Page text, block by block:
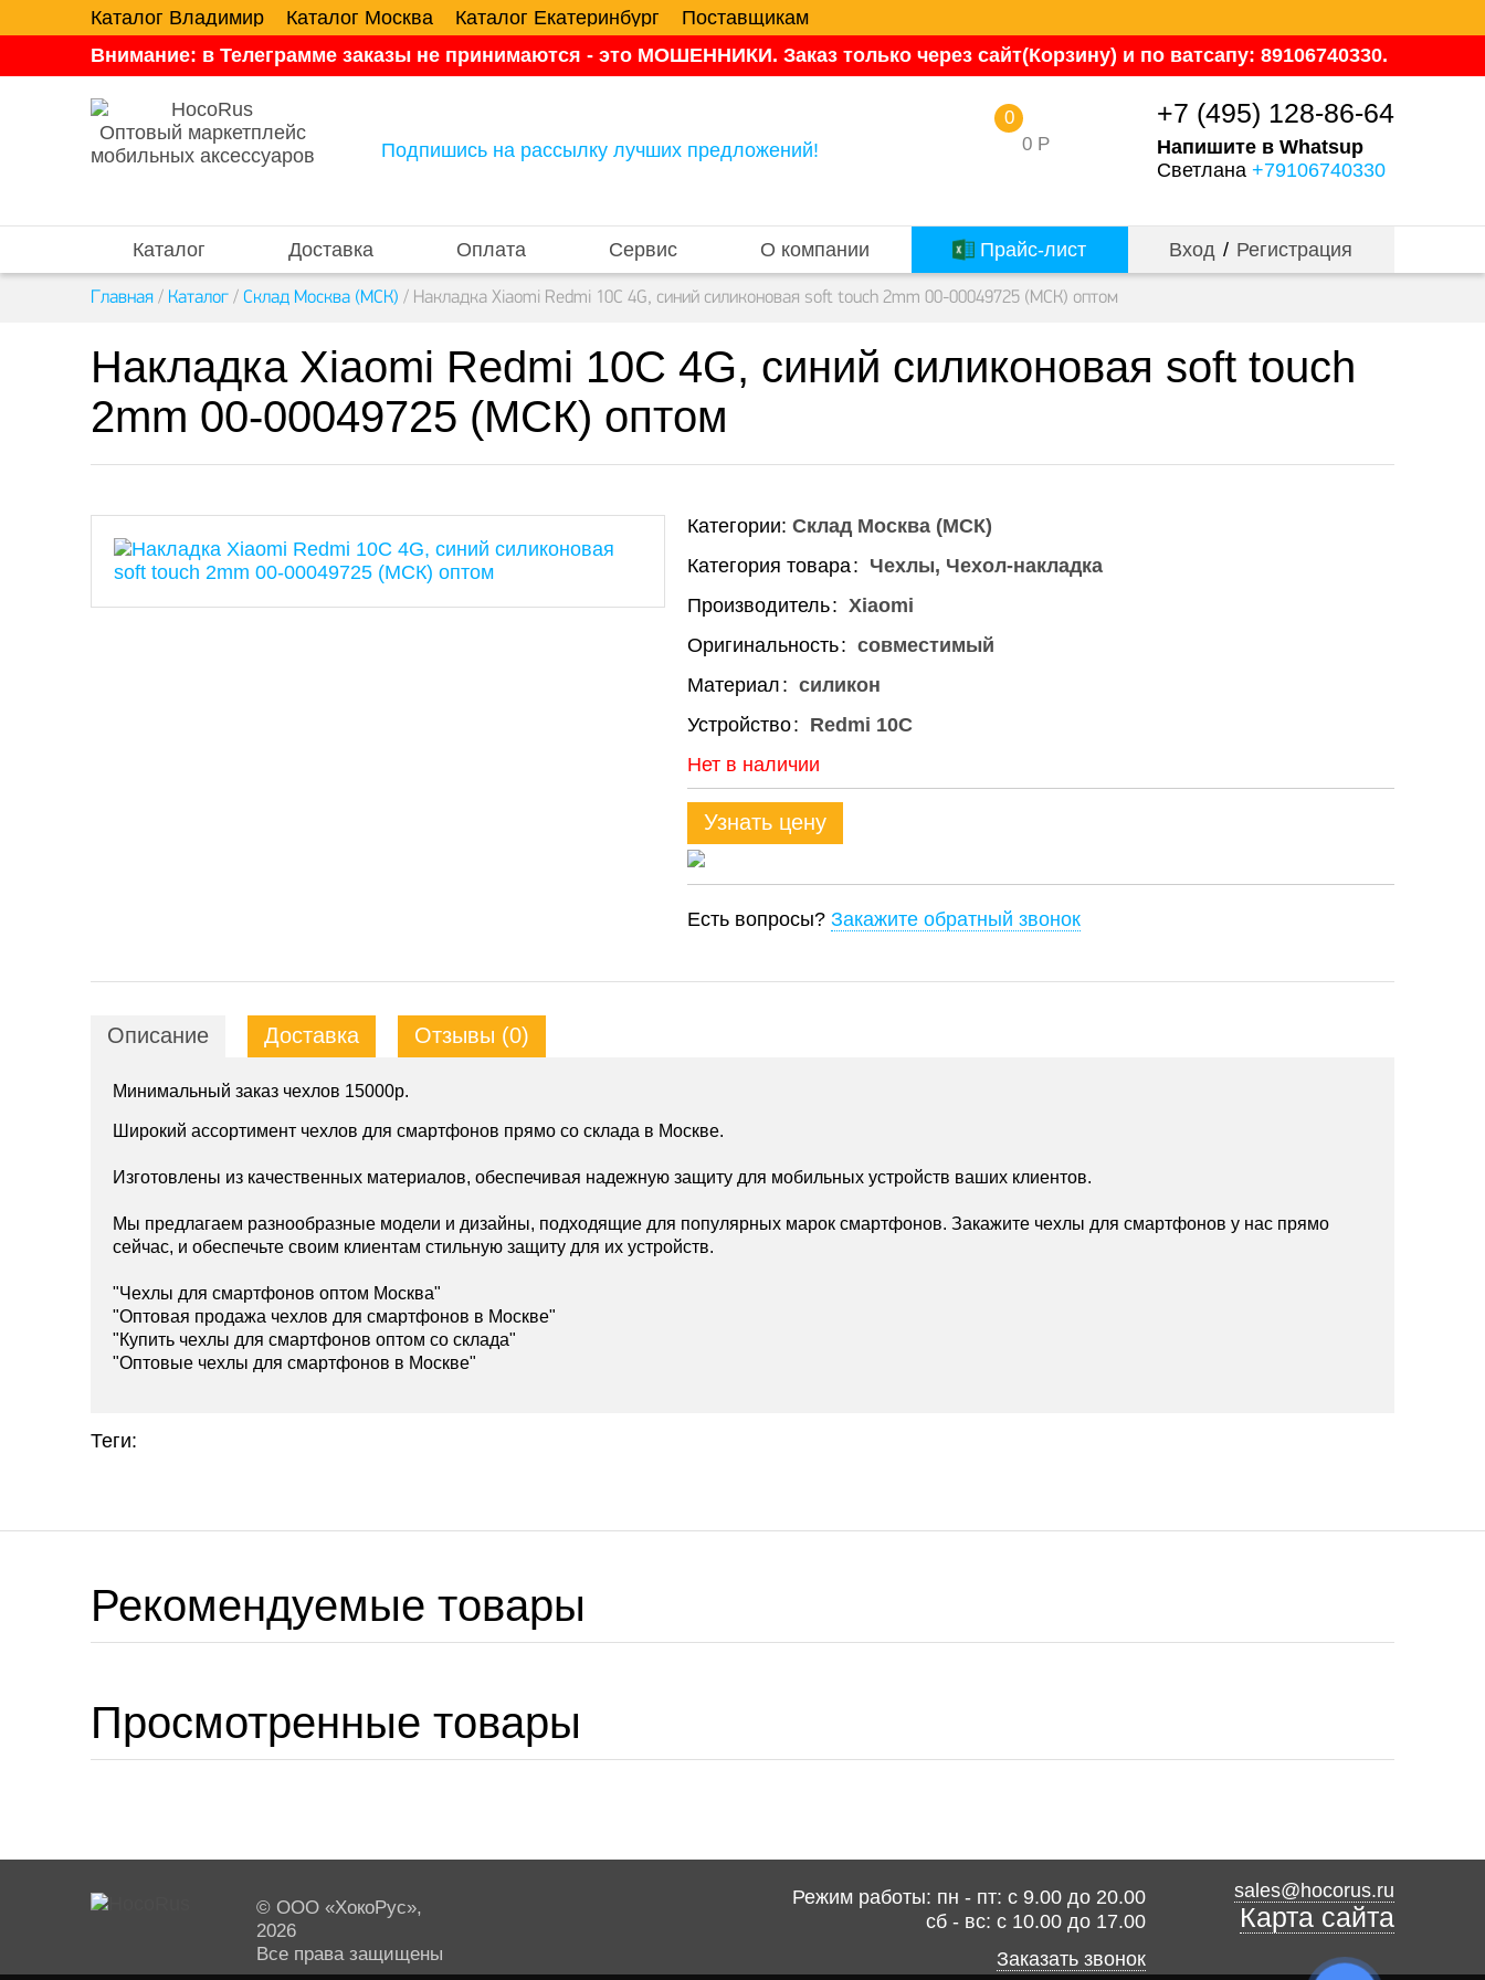
Каталог Владимир Каталог Москва Каталог Екатеринбург
Поставщикам
Внимание: в Телеграмме заказы не принимаются - это МОШЕННИКИ. Заказ только через сайт(Корзину) и по ватсапу: 89106740330.
Оптовый маркетплейс
мобильных аксессуаров
Подпишись на рассылку лучших предложений! 0 Р
0 +7 (495) 128-86-64
Напишите в Whatsup
Светлана +79106740330
Каталог Доставка Оплата Сервис О компании Прайс-лист Вход / Регистрация
Главная / Каталог / Склад Москва (МСК) / Накладка Xiaomi Redmi 10C 4G, синий силиконовая soft touch 2mm 00-00049725 (МСК) оптом
Накладка Xiaomi Redmi 10C 4G, синий силиконовая soft touch
2mm 00-00049725 (МСК) оптом
Категории: Склад Москва (МСК)
Категория товара
Чехлы, Чехол-накладка
Производитель Xiaomi
Оригинальность совместимый
Материал силикон
Устройство
Redmi 10C
Нет в наличии
Узнать цену
Есть вопросы? Закажите обратный звонок
Описание Доставка Отзывы (0)
Минимальный заказ чехлов 15000р.
Широкий ассортимент чехлов для смартфонов прямо со склада в Москве.
Изготовлены из качественных материалов, обеспечивая надежную защиту для мобильных устройств ваших клиентов.
Мы предлагаем разнообразные модели и дизайны, подходящие для популярных марок смартфонов. Закажите чехлы для смартфонов у нас прямо
сейчас, и обеспечьте своим клиентам стильную защиту для их устройств.
"Чехлы для смартфонов оптом Москва"
"Оптовая продажа чехлов для смартфонов в Москве"
"Купить чехлы для смартфонов оптом со склада"
"Оптовые чехлы для смартфонов в Москве"
Теги:
Рекомендуемые товары
Просмотренные товары
© ООО «ХокоРус»,
2026
Все права защищены
Режим работы: пн - пт: с 9.00 до 20.00
сб - вс: с 10.00 до 17.00
Заказать звонок
sales@hocorus.ru
Карта сайта